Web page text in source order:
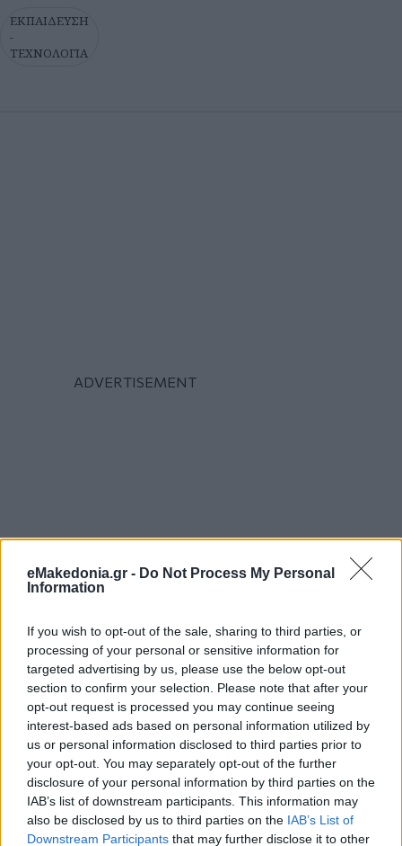
eMakedonia.gr - Do Not Process My Personal
Information
If you wish to opt-out of the sale, sharing to third parties, or
processing of your personal or sensitive information for
targeted advertising by us, please use the below opt-out
section to confirm your selection. Please note that after your
opt-out request is processed you may continue seeing
interest-based ads based on personal information utilized by
us or personal information disclosed to third parties prior to
your opt-out. You may separately opt-out of the further
disclosure of your personal information by third parties on the
IAB’s list of downstream participants. This information may
also be disclosed by us to third parties on the IAB’s List of
Downstream Participants that may further disclose it to other
ΕΚΠΑΙΔΕΥΣΗ
-
ΤΕΧΝΟΛΟΓΙΑ